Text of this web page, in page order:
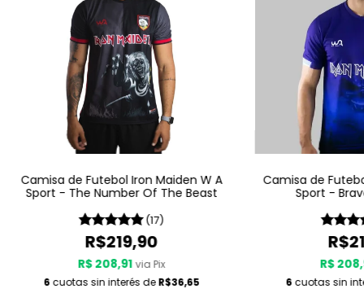
Camisa de Futebol Iron Maiden W A
Sport - The Number Of The Beast
(17)
R$219,90
R$ 208,91 via Pix
6 cuotas sin interés deR$36,65
Camisa de
Sport -
R$
6 cuotas sin